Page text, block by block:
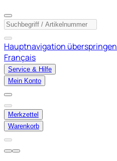
Hauptnavigation überspringen
Français
Service & Hilfe
Mein Konto
Merkzettel
Warenkorb